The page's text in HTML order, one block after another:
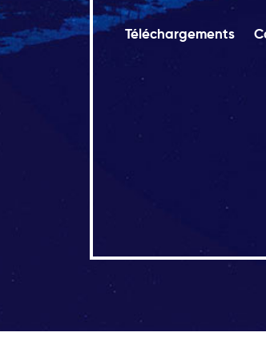
Téléchargements